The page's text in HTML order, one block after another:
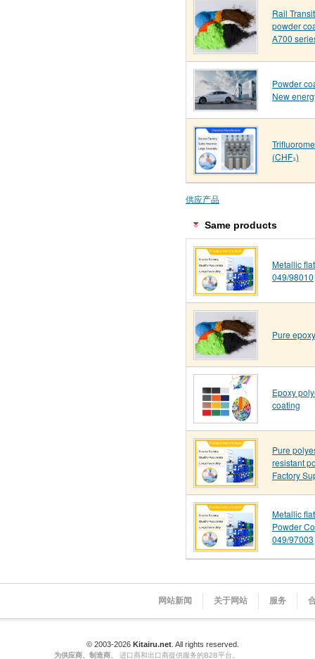
Rail
powder
A700
Powder
New
(CHF₃)
供应产品
Same products
Metallic
049/98010
Pure
Epoxy
coating
Pure
resistant
Factory
Metallic
Powder
049/97003
网站新闻 关于网站 服务
© 2003-2026 Kitairu.net. All rights reserved.
为供应商、制造商、 进口商和出口商提供服务的B2B平台。